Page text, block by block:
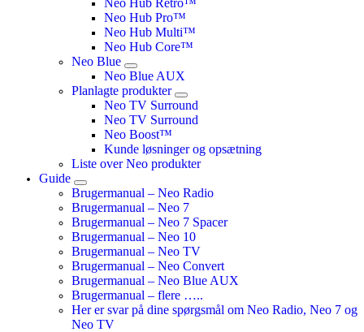
Neo Hub Retro™
Neo Hub Pro™
Neo Hub Multi™
Neo Hub Core™
Neo Blue
Neo Blue AUX
Planlagte produkter
Neo TV Surround
Neo TV Surround
Neo Boost™
Kunde løsninger og opsætning
Liste over Neo produkter
Guide
Brugermanual – Neo Radio
Brugermanual – Neo 7
Brugermanual – Neo 7 Spacer
Brugermanual – Neo 10
Brugermanual – Neo TV
Brugermanual – Neo Convert
Brugermanual – Neo Blue AUX
Brugermanual – flere …..
Her er svar på dine spørgsmål om Neo Radio, Neo 7 og
Neo TV